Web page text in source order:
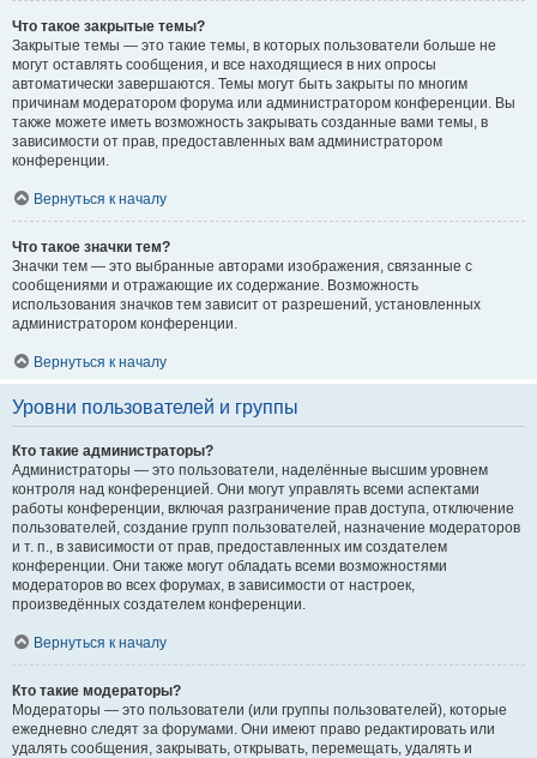
Что такое закрытые темы?
Закрытые темы — это такие темы, в которых пользователи больше не
могут оставлять сообщения, и все находящиеся в них опросы
автоматически завершаются. Темы могут быть закрыты по многим
причинам модератором форума или администратором конференции. Вы
также можете иметь возможность закрывать созданные вами темы, в
зависимости от прав, предоставленных вам администратором
конференции.
Вернуться к началу
Что такое значки тем?
Значки тем — это выбранные авторами изображения, связанные с
сообщениями и отражающие их содержание. Возможность
использования значков тем зависит от разрешений, установленных
администратором конференции.
Вернуться к началу
Уровни пользователей и группы
Кто такие администраторы?
Администраторы — это пользователи, наделённые высшим уровнем
контроля над конференцией. Они могут управлять всеми аспектами
работы конференции, включая разграничение прав доступа, отключение
пользователей, создание групп пользователей, назначение модераторов
и т. п., в зависимости от прав, предоставленных им создателем
конференции. Они также могут обладать всеми возможностями
модераторов во всех форумах, в зависимости от настроек,
произведённых создателем конференции.
Вернуться к началу
Кто такие модераторы?
Модераторы — это пользователи (или группы пользователей), которые
ежедневно следят за форумами. Они имеют право редактировать или
удалять сообщения, закрывать, открывать, перемещать, удалять и